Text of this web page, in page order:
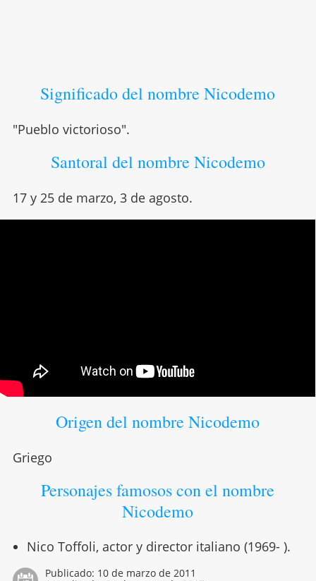
Significado del nombre Nicodemo
"Pueblo victorioso".
Santoral del nombre Nicodemo
17 y 25 de marzo, 3 de agosto.
Origen del nombre Nicodemo
Griego
Personajes famosos con el nombre
Nicodemo
Nico Toffoli, actor y director italiano (1969- ).
Publicado: 10 de marzo de 2011